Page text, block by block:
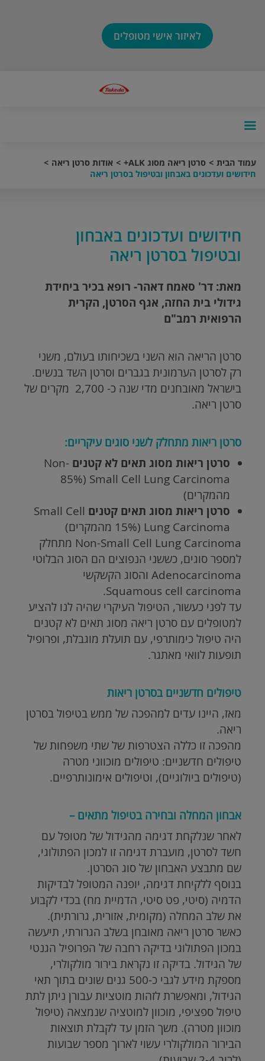
לאיזור אישי מטופלים
עמוד הבית סרטן ריאה מסוג ALK+
אודות סרטן ריאה
חידושים ועדכונים באבחון ובטיפול בסרטן ריאה
חידושים ועדכונים באבחון
ובטיפול בסרטן ריאה
מאת: דר' סאמח דאהר- רופא בכיר ביחידת
גידולי בית החזה, אגף הסרטן, הקרית
הרפואית רמב"ם
סרטן הריאה הוא השני בשכיחותו בעולם, משני
רק לסרטן הערמונית בגברים וסרטן השד בנשים.
בישראל מאובחנים מדי שנה כ- 2,700 מקרים של
סרטן ריאה.
סרטן ריאות מתחלק לשני סוגים עיקריים:
סרטן ריאות מסוג תאים לא קטנים Non-
Small Cell Lung Carcinoma (85%
מהמקרים)
סרטן ריאות מסוג תאים קטנים Small Cell
Lung Carcinoma (15% מהמקרים)
Non-Small Cell Lung Carcinoma מתחלק
למספר סוגים, כששני הנפוצים הם הסוג הבלוטי
Adenocarcinoma והסוג הקשקשי
Squamous cell carcinoma.
עד לפני כעשור, הטיפול העיקרי שהיה לנו להציע
למטופלים עם סרטן ריאה מסוג תאים לא קטנים
היה טיפול כימותרפי, עם תועלת מוגבלת, ופרופיל
תופעות לוואי מאתגר.
טיפולים חדשניים בסרטן ריאות
מאז, היינו עדים למהפכה של ממש בטיפול בסרטן
ריאה.
מהפכה זו כללה הצטרפות של שתי משפחות של
טיפולים חדשניים: טיפולים מוכווני מטרה
(טיפולים ביולוגיים), וטיפולים אימונותרפיים.
אבחון המחלה ובחירה בטיפול מתאים –
לאחר שנלקחת דגימה מהגידול של מטופל עם
חשד לסרטן, מועברת דגימה זו למכון הפתולוגי,
שם מתבצע האבחון של סוג הסרטן.
בנוסף ללקיחת דגימה, יופנה המטופל לבדיקות
הדמיה (סיטי, פט סיטי, הדמיית מח) בכדי לקבוע
את שלב המחלה (מקומית, אזורית, גרורתית).
כאשר סרטן ריאה מאובחן בשלב הגרורתי, תיעשה
במכון הפתולוגי בדיקה רחבה של הפרופיל הגנטי
של הגידול. בדיקה זו נקראת בירור מולקולרי,
מספקת מידע לגבי כ-500 גנים שונים בתוך תאי
הגידול, ומאפשרת לזהות מוטציות עבורן ניתן לתת
טיפול ספציפי, מוכוון למוטציה שנמצאה (טיפול
מוכוון מטרה). משך הזמן עד לקבלת תוצאות
הבירור המולקולרי עשוי לארוך מספר שבועות